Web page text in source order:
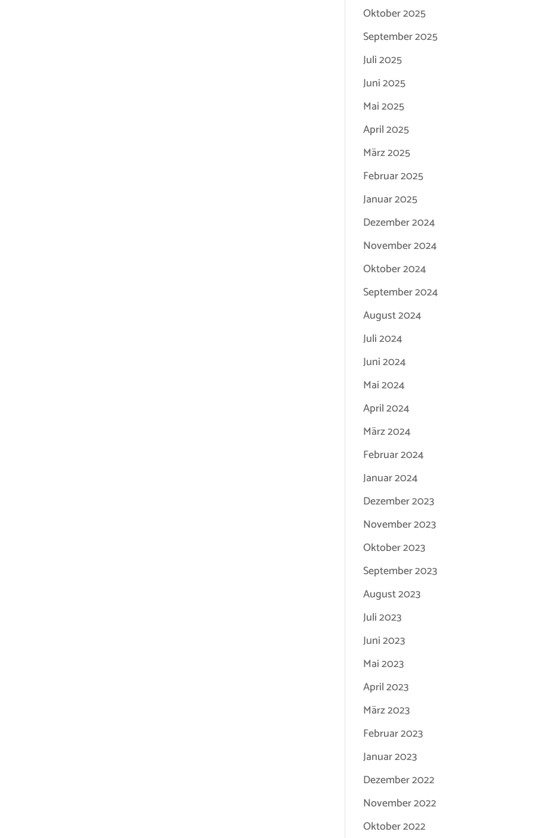
Oktober 2025
September 2025
Juli 2025
Juni 2025
Mai 2025
April 2025
März 2025
Februar 2025
Januar 2025
Dezember 2024
November 2024
Oktober 2024
September 2024
August 2024
Juli 2024
Juni 2024
Mai 2024
April 2024
März 2024
Februar 2024
Januar 2024
Dezember 2023
November 2023
Oktober 2023
September 2023
August 2023
Juli 2023
Juni 2023
Mai 2023
April 2023
März 2023
Februar 2023
Januar 2023
Dezember 2022
November 2022
Oktober 2022